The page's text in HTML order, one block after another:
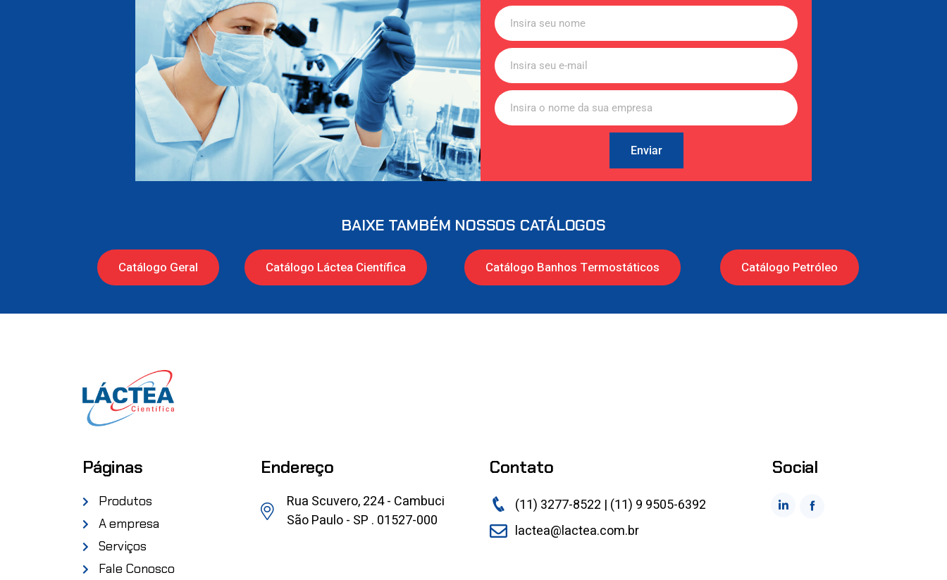
Enviar
BAIXE TAMBÉM NOSSOS CATÁLOGOS
Catálogo Geral Catálogo Láctea Científica Catálogo Banhos Termostáticos Catálogo Petróleo
Páginas
Produtos
A empresa
Serviços
Fale Conosco
Endereço
Rua Scuvero, 224 - Cambuci
São Paulo - SP . 01527-000
Contato
(11) 3277-8522 | (11) 9 9505-6392
lactea@lactea.com.br
Social